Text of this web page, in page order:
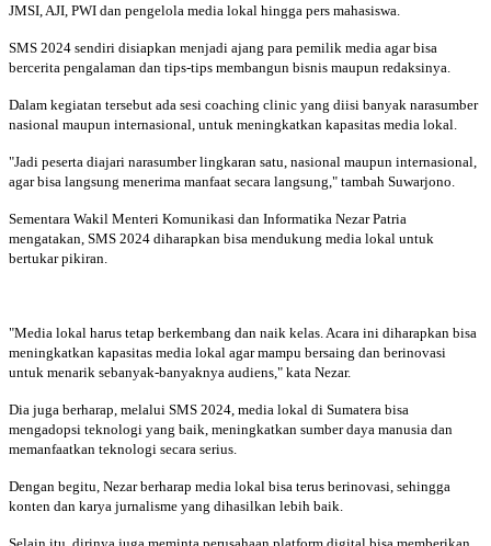
JMSI, AJI, PWI dan pengelola media lokal hingga pers mahasiswa.
SMS 2024 sendiri disiapkan menjadi ajang para pemilik media agar bisa
bercerita pengalaman dan tips-tips membangun bisnis maupun redaksinya.
Dalam kegiatan tersebut ada sesi coaching clinic yang diisi banyak narasumber
nasional maupun internasional, untuk meningkatkan kapasitas media lokal.
"Jadi peserta diajari narasumber lingkaran satu, nasional maupun internasional,
agar bisa langsung menerima manfaat secara langsung," tambah Suwarjono.
Sementara Wakil Menteri Komunikasi dan Informatika Nezar Patria
mengatakan, SMS 2024 diharapkan bisa mendukung media lokal untuk
bertukar pikiran.
"Media lokal harus tetap berkembang dan naik kelas. Acara ini diharapkan bisa
meningkatkan kapasitas media lokal agar mampu bersaing dan berinovasi
untuk menarik sebanyak-banyaknya audiens," kata Nezar.
Dia juga berharap, melalui SMS 2024, media lokal di Sumatera bisa
mengadopsi teknologi yang baik, meningkatkan sumber daya manusia dan
memanfaatkan teknologi secara serius.
Dengan begitu, Nezar berharap media lokal bisa terus berinovasi, sehingga
konten dan karya jurnalisme yang dihasilkan lebih baik.